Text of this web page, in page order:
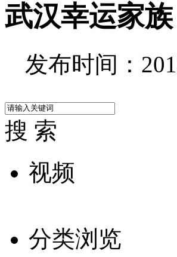
武汉幸运家
发布时间：
搜 索
视频
分类浏览